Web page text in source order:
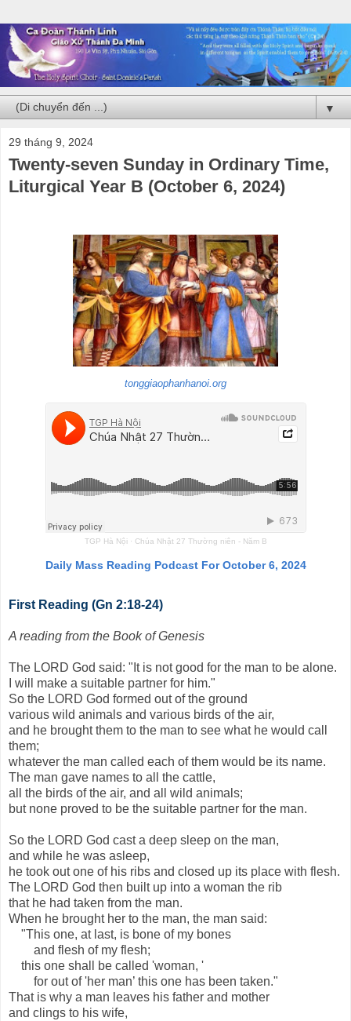
▼
29 tháng 9, 2024
Twenty-seven Sunday in Ordinary Time,
Liturgical Year B (October 6, 2024)
tonggiaophanhanoi.org
TGP Hà Nội· Chúa Nhật 27 Thường niên - Năm B
Daily Mass Reading Podcast For October 6, 2024
First Reading (Gn 2:18-24)
A reading from the Book of Genesis
The LORD God said: "It is not good for the man to be alone.
I will make a suitable partner for him."
So the LORD God formed out of the ground
various wild animals and various birds of the air,
and he brought them to the man to see what he would call
them;
whatever the man called each of them would be its name.
The man gave names to all the cattle,
all the birds of the air, and all wild animals;
but none proved to be the suitable partner for the man.
So the LORD God cast a deep sleep on the man,
and while he was asleep,
he took out one of his ribs and closed up its place with flesh.
The LORD God then built up into a woman the rib
that he had taken from the man.
When he brought her to the man, the man said:
"This one, at last, is bone of my bones
and flesh of my flesh;
this one shall be called 'woman, '
for out of 'her man’ this one has been taken."
That is why a man leaves his father and mother
and clings to his wife,